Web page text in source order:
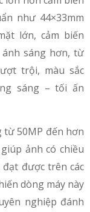
như 44×33mm
lớn, cảm biến
sáng hơn, từ
trội, màu sắc
sáng – tối ấn
từ 50MP đến hơn
ảnh có chiều
được trên các
dòng máy này
nghiệp đánh